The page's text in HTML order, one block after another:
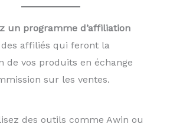
un programme d’affiliation
affiliés qui feront la
de vos produits en échange
sur les ventes.
des outils comme Awin ou